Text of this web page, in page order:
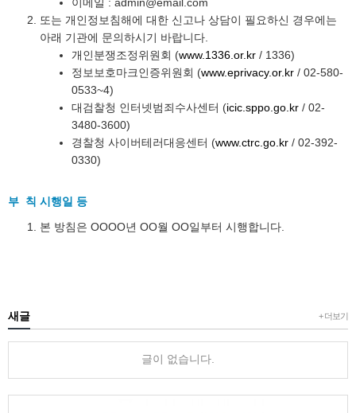
또는 개인정보침해에 대한 신고나 상담이 필요하신 경우에는
아래 기관에 문의하시기 바랍니다.
개인분쟁조정위원회 (www.1336.or.kr / 1336)
정보보호마크인증위원회 (www.eprivacy.or.kr / 02-580-
0533~4)
대검찰청 인터넷범죄수사센터 (icic.sppo.go.kr / 02-
3480-3600)
경찰청 사이버테러대응센터 (www.ctrc.go.kr / 02-392-
0330)
부 칙 시행일 등
본 방침은 OOOO년 OO월 OO일부터 시행합니다.
+ 더보기
새글
글이 없습니다.